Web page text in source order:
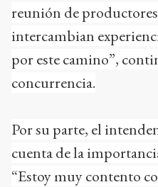
reunión de
intercambian
por este camino”,
concurrencia.
Por su parte, el
cuenta de la
“Estoy muy contento